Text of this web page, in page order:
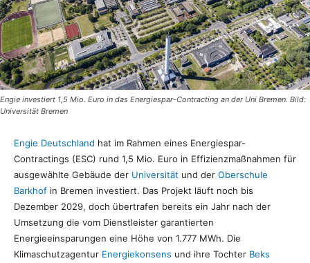
Engie investiert 1,5 Mio. Euro in das Energiespar-Contracting an der Uni Bremen. Bild:
Universität Bremen
Engie Deutschland hat im Rahmen eines Energiespar-
Contractings (ESC) rund 1,5 Mio. Euro in Effizienzmaßnahmen für
ausgewählte Gebäude der Universität und der Oberschule
Barkhof in Bremen investiert. Das Projekt läuft noch bis
Dezember 2029, doch übertrafen bereits ein Jahr nach der
Umsetzung die vom Dienstleister garantierten
Energieeinsparungen eine Höhe von 1.777 MWh. Die
Klimaschutzagentur Energiekonsens und ihre Tochter Beks